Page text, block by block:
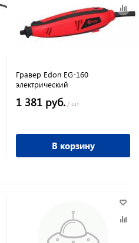
Гравер Edon EG-160
электрический
1 381 руб. / шт
В корзину